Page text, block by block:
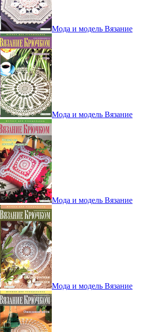
Мода и модель Вязание
Мода и модель Вязание
Мода и модель Вязание
Мода и модель Вязание